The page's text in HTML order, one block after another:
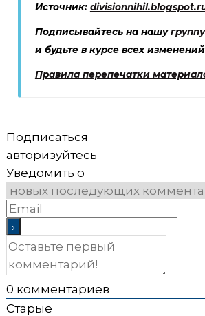
Источник:
Подписывайтесь на нашу
и будьте в курсе всех
Правила перепечатки
Подписаться
авторизуйтесь
Уведомить о
0 комментариев
Старые